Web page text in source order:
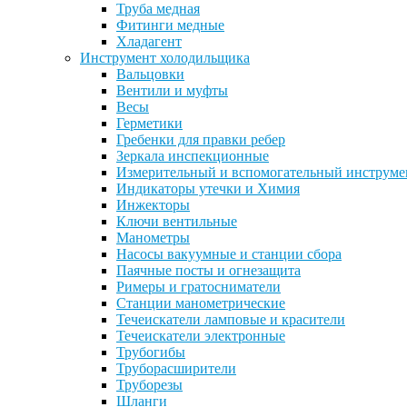
Труба медная
Фитинги медные
Хладагент
Инструмент холодильщика
Вальцовки
Вентили и муфты
Весы
Герметики
Гребенки для правки ребер
Зеркала инспекционные
Измерительный и вспомогательный
Индикаторы утечки и Химия
Инжекторы
Ключи вентильные
Манометры
Насосы вакуумные и станции сбора
Паячные посты и огнезащита
Римеры и гратосниматели
Станции манометрические
Течеискатели ламповые и красители
Течеискатели электронные
Трубогибы
Труборасширители
Труборезы
Шланги